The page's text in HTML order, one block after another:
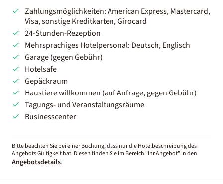
Zahlungsmöglichkeiten: American Express, Mastercard,
Visa, sonstige Kreditkarten, Girocard
24-Stunden-Rezeption
Mehrsprachiges Hotelpersonal: Deutsch, Englisch
Garage (gegen Gebühr)
Hotelsafe
Gepäckraum
Haustiere willkommen (auf Anfrage, gegen Gebühr)
Tagungs- und Veranstaltungsräume
Businesscenter
Bitte beachten Sie bei einer Buchung, dass nur die Hotelbeschreibung des
Angebots Gültigkeit hat. Diesen finden Sie im Bereich “Ihr Angebot” in den
Angebotsdetails.